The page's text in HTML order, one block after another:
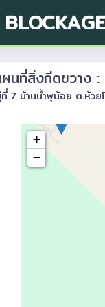
นที่สิ่งกีดขวาง
7 บ้านน้ำพุน้อย ต.ห้วย
+
−